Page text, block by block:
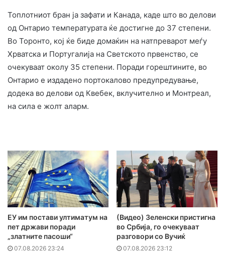
Топлотниот бран ја зафати и Канада, каде што во делови
од Онтарио температурата ќе достигне до 37 степени.
Во Торонто, кој ќе биде домаќин на натпреварот меѓу
Хрватска и Португалија на Светското првенство, се
очекуваат околу 35 степени. Поради горештините, во
Онтарио е издадено портокалово предупредување,
додека во делови од Квебек, вклучително и Монтреал,
на сила е жолт аларм.
ЕУ им постави ултиматум на
пет држави поради
„златните пасоши“
07.08.2026 23:24
(Видео) Зеленски пристигна
во Србија, го очекуваат
разговори со Вучиќ
07.08.2026 23:12